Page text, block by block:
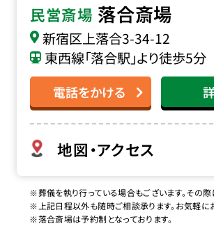
民営斎場 落合斎場
新宿区上落合3-34-12
東西線「落合駅」より徒歩5分
電話をかける
地図・アクセス
※葬儀を執り行っている場合もございます。その際
※上記日程以外も随時ご相談承ります。お気軽に
※落合斎場は予約制となっております。